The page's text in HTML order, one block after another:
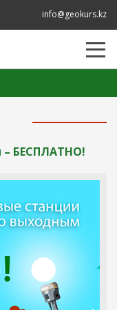
info@geokurs.kz
прибора:
– БЕСПЛАТНО!